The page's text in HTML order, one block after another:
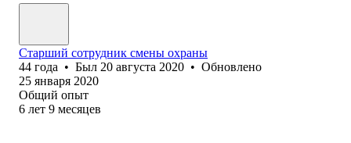
Старший сотрудник смены охраны
44 года • Был 20 августа 2020 • Обновлено
25 января 2020
Общий опыт
6 лет 9 месяцев